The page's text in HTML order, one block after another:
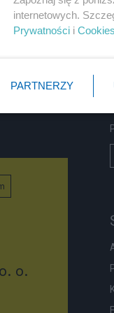
o.
internetowych.
Prywatności i Cookies
PARTNERZY